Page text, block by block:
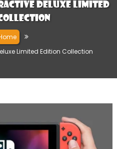
Deluxe Limited
Limited Edition Collection